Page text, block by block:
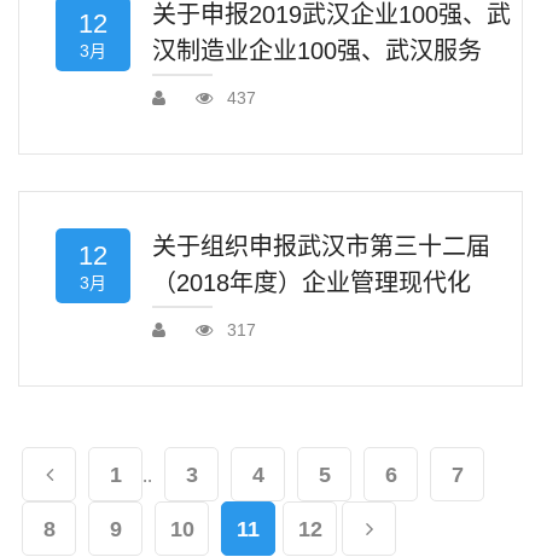
12
3月
关于申报2019武汉企业100强、武
汉制造业企业100强、武汉服务
437
12
3月
关于组织申报武汉市第三十二届
（2018年度）企业管理现代化
317
1 .. 3 4 5 6 7
8 9 10 11 12